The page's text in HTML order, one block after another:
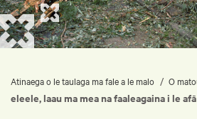
Atinaega o le taulaga ma fale a le malo / O
eleele, laau ma mea na faaleagaina i le afā